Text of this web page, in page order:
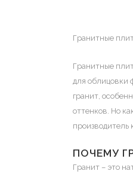
Гранитные
Гранитные
для облицовки
гранит,
оттенков. Но
производитель
ПОЧЕМУ
Гранит – это